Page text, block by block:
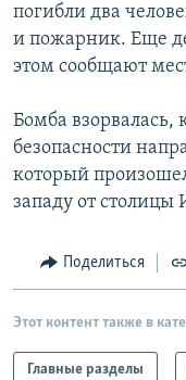
поискуСЕВЕР.РЕАЛИИ
СИБИРЬ.РЕАЛИИ
РАСПИСАНИЕ
ПОДПИШИТЕСЬ НА
СОЦИАЛЬНЫЕ СЕТИ
Все сайты РСЕ/
погибли два
и пожарник. Еще
этом сообщают
Бомба взорвалась,
безопасности
который
западу от столицы
Поделиться
Этот контент также в
Главные разделы